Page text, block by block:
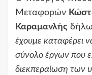
Μεταφορών
Καραμανλής
έχουμε καταφέρει
σύνολο έργων που
διεκπεραίωση των